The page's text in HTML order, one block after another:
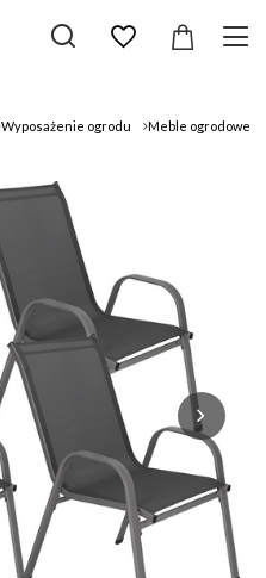
Wyposażenie ogrodu Meble ogrodowe